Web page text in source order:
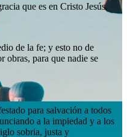
que es en Cristo Jesús.
de la fe; y esto no de
obras, para que nadie se
para salvación a todos
a la impiedad y a los
sobria, justa y